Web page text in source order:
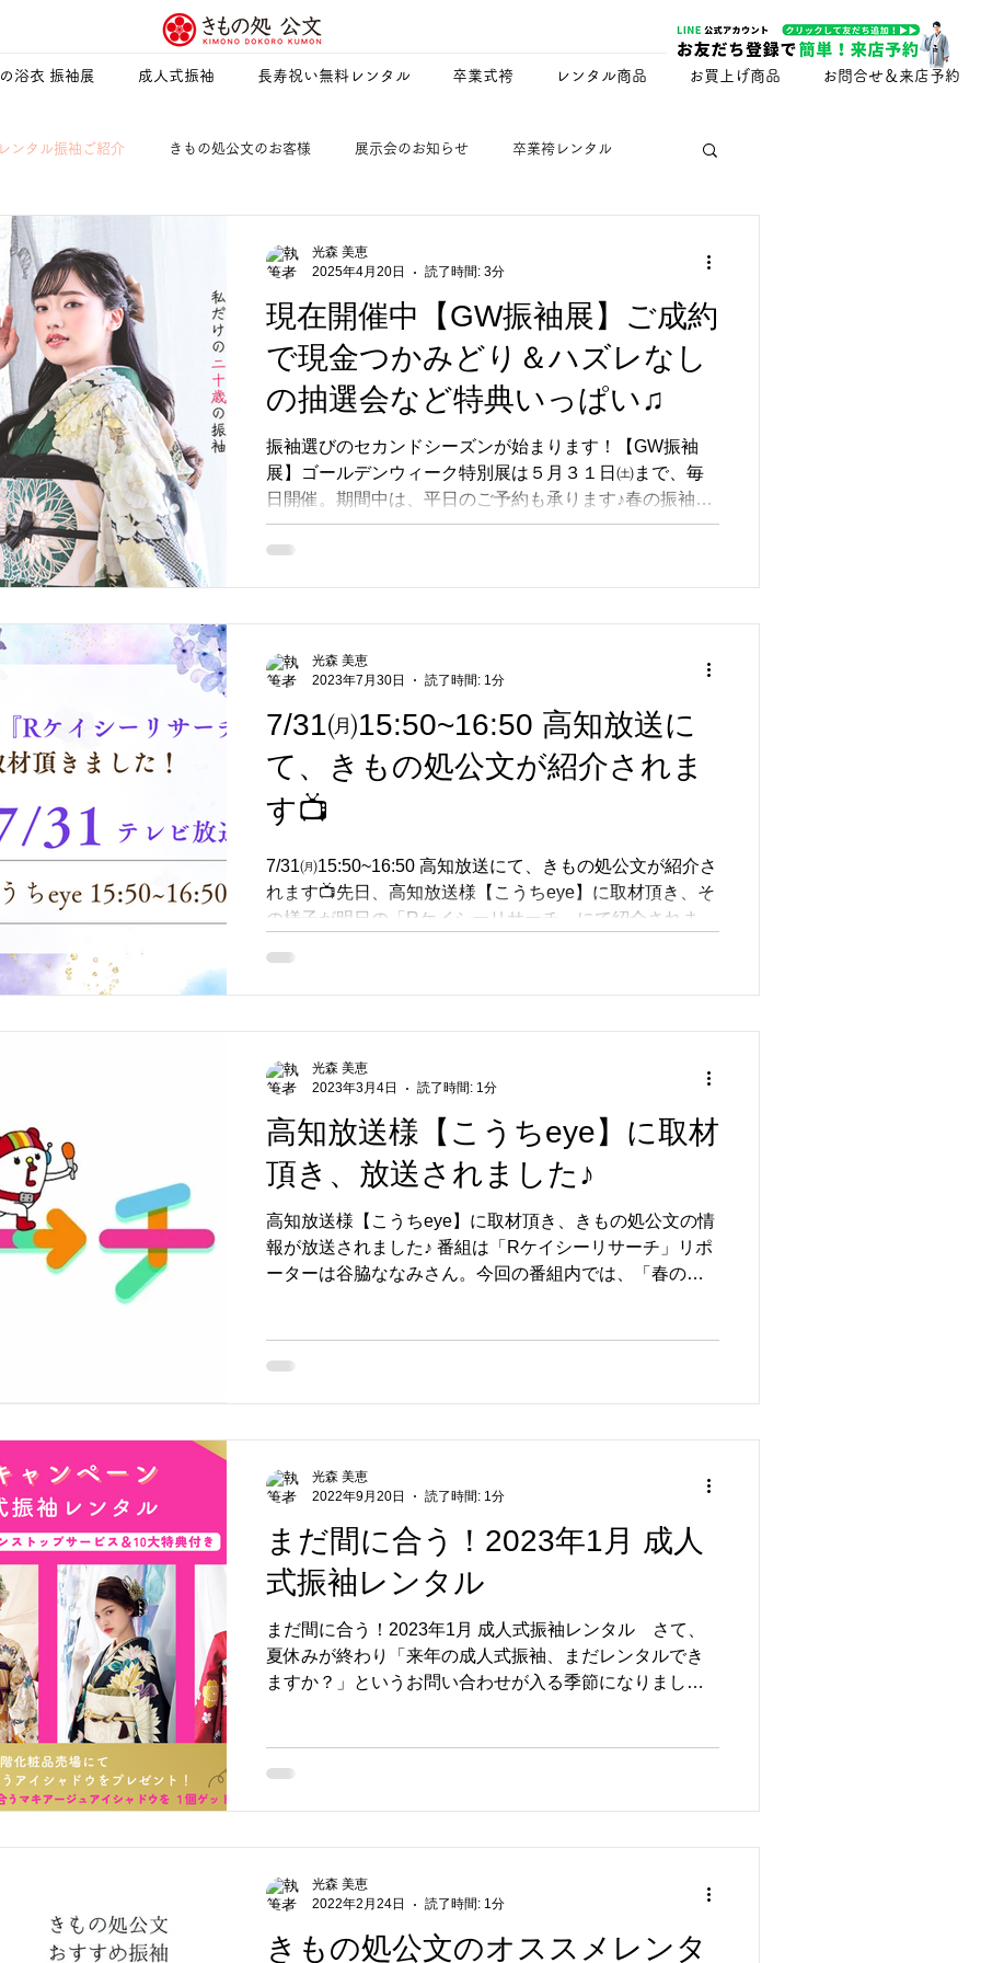
浴衣 振袖展 成人式振袖 長寿祝い無料レンタル 卒業式袴 レンタル商品 お買上げ商品 お問合せ＆来店予約
ンタル振袖ご紹介 きもの処公文のお客様 展示会のお知らせ 卒業袴レンタル
ィルスによる成人式中止・延期時の対応について 防災のすすめ 七五三 紋付羽織袴
店 浴衣レンタル よさこい祭り 公文化粧品店 卒業式 お母様用訪問着
ティックサロンKUMON TNR活動・保護猫 キャンペーン スタッフ紹介
現在開催中【GW振袖展】ご成約
で現金つかみどり＆ハズレなし
の抽選会など特典いっぱい♫
振袖選びのセカンドシーズンが始まります！【GW振袖
展】ゴールデンウィーク特別展は５月３１日㈯まで、毎
日開催。期間中は、平日のご予約も承ります♪春の振袖展
で大好評だった、ご成約者向けのプレゼント「現金つか
みどり」も続行することになりました🤗皆様、振袖選び
振袖選びが「より楽しい思い出」になったそうです
✨WEBご予約＆親御さまと一緒に来店すると、資生堂マ
キアージュアイシャドウ１個プレゼント💝成人式振袖ご
成約で、グルメ・コスメ・気分が上がるライフグッズな
ど必ず当たるーーー😮抽選会！豪華賞品が当たるかも！
🎶ハズレなしのワクワク抽選会🎯✨成人式振袖ご来店当日
のご成約で、公文で開運Wチャンス！なんと！現金つか
みどり！是非ともチャレンジを✨🎊✨1月から３月のお客
らっしゃいました！
光森 美恵
2025年4月20日
読了時間: 3分
7/31㈪15:50~16:50 高知放送に
て、きもの処公文が紹介されま
す📺
7/31㈪15:50~16:50 高知放送にて、きもの処公文が紹介さ
れます📺先日、高知放送様【こうちeye】に取材頂き、そ
の様子が明日の「Rケイシーリサーチ」にて紹介されます
光森 美恵
2023年7月30日
読了時間: 1分
高知放送様【こうちeye】に取材
頂き、放送されました♪
高知放送様【こうちeye】に取材頂き、きもの処公文の情
報が放送されました♪ 番組は「Rケイシーリサーチ」リポ
ーターは谷脇ななみさん。今回の番組内では、「春の振
光森 美恵
2023年3月4日
読了時間: 1分
まだ間に合う！2023年1月 成人
式振袖レンタル
まだ間に合う！2023年1月 成人式振袖レンタル さて、
夏休みが終わり「来年の成人式振袖、まだレンタルでき
ますか？」というお問い合わせが入る季節になりました
光森 美恵
2022年9月20日
読了時間: 1分
きもの処公文のオススメレンタ
光森 美恵
2022年2月24日
読了時間: 1分